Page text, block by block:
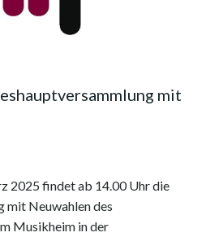
mit
2025 findet ab 14.00 Uhr die
mit Neuwahlen des
Musikheim in der